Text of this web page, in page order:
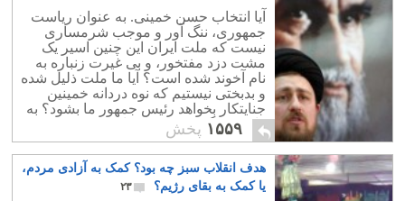
آیا انتخاب حسن خمینی. به عنوان ریاست
جمهوری، ننگ آور و موجب شرمساری
نیست که ملت ایران این چنین اسیر یک
مشت دزد مفتخور، و بی غیرت زنباره به
نام آخوند شده است؟ آیا ما ملت ذلیل شده
و بدبختی نیستیم که نوه دردانه خمینین
جنایتکار بخواهد رئیس جمهور ما بشود؟ به
راستی ننگ و نفرین بر ما که چنین خرد
باخته ایم.
۱۵۵۹ پخش
هدف انقلاب سبز چه بود؟ کمک به آزادی مردم،
یا کمک به بقای رژیم؟
۲۳